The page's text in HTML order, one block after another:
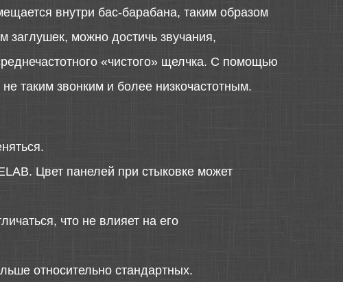
внутри бас-барабана, таким образом
заглушек, можно достичь звучания,
«чистого» щелчка. С помощью
таким звонким и более низкочастотным.
Цвет панелей при стыковке может
что не влияет на его
относительно стандартных.